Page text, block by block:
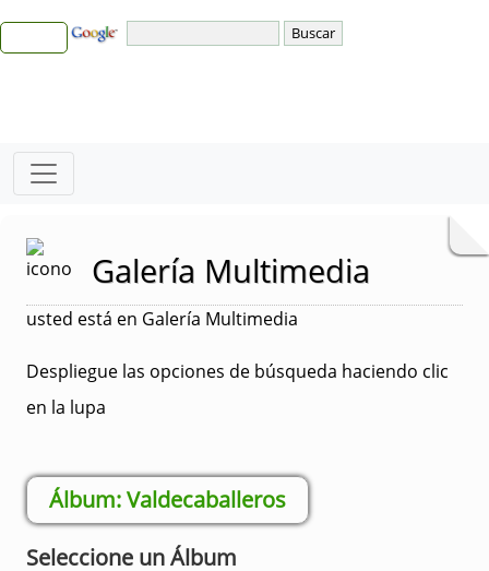
Galería Multimedia
usted está en Galería Multimedia
Despliegue las opciones de búsqueda haciendo clic
en la lupa
Valdecaballeros
Seleccione un Álbum